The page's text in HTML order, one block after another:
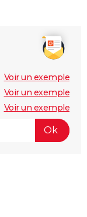
Voir un exemple
Voir un exemple
Voir un exemple